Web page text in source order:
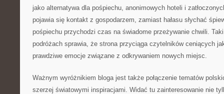
jako alternatywa dla pośpiechu, anonimowych hoteli i
pojawia się kontakt z gospodarzem, zamiast hałasu słychać
pośpiechu przychodzi czas na świadome przeżywanie chwili.
podróżach sprawia, że strona przyciąga czytelników ceniących
prawdziwe emocje związane z odkrywaniem nowych miejsc.
Ważnym wyróżnikiem bloga jest także połączenie tematów
szerzej światowymi inspiracjami. Widać tu zainteresowanie nie